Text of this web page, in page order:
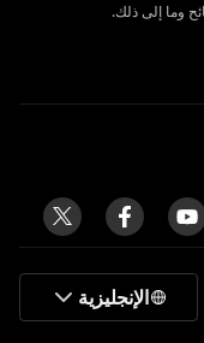
وما إلى ذلك.
الإنجليزية